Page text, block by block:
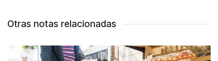
Otras notas relacionadas